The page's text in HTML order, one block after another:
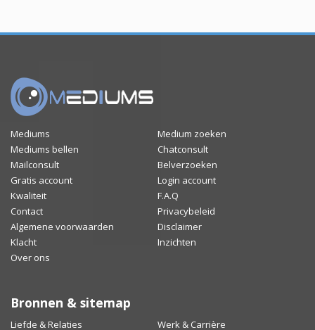
Mediums
Medium zoeken
Mediums bellen
Chatconsult
Mailconsult
Belverzoeken
Gratis account
Login account
Kwaliteit
F.A.Q
Contact
Privacybeleid
Algemene voorwaarden
Disclaimer
Klacht
Inzichten
Over ons
Bronnen & sitemap
Liefde & Relaties Werk & Carrière